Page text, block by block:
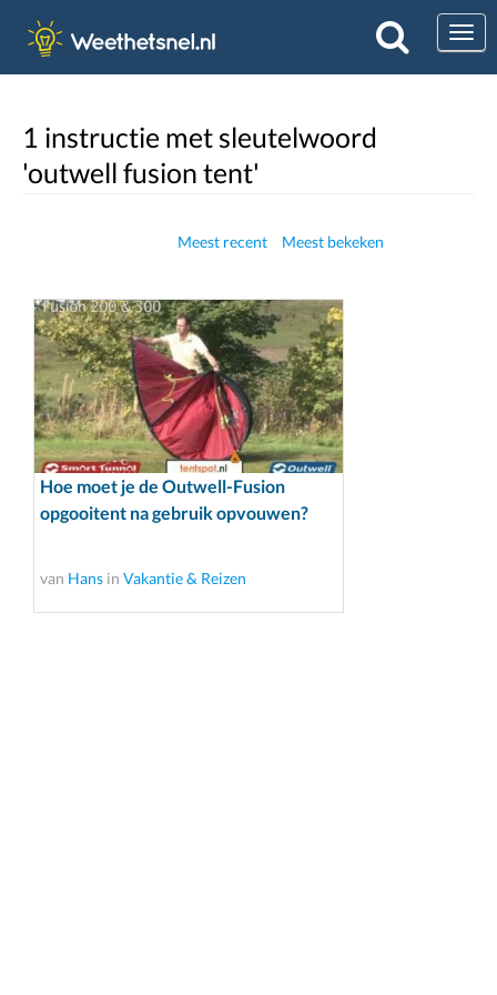
1 instructie met sleutelwoord
'outwell fusion tent'
Meest recent Meest bekeken
Hoe moet je de Outwell-Fusion
opgooitent na gebruik opvouwen?
van Hans in Vakantie & Reizen